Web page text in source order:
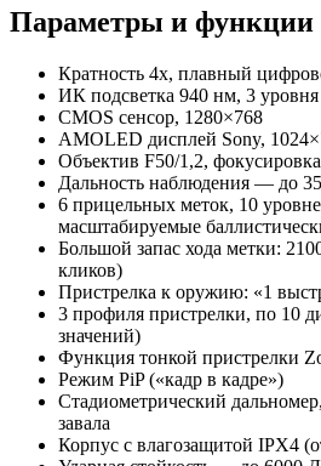
Параметры и функции
Кратность 4x, плавный
ИК подсветка 940 нм, 3
CMOS сенсор, 1280×768
AMOLED дисплей Sony,
Объектив F50/1,2,
Дальность наблюдения — до
6 прицельных меток, 10
масштабируемые
Большой запас хода метки:
кликов)
Пристрелка к оружию: «1
3 профиля пристрелки, по 10
значений)
Функция тонкой пристрелки
Режим PiP («кадр в кадре»)
Стадиометрический
завала
Корпус с влагозащитой IPX4